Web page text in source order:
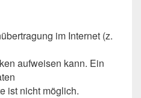
im Internet (z.
aufweisen kann. Ein
ist nicht möglich.